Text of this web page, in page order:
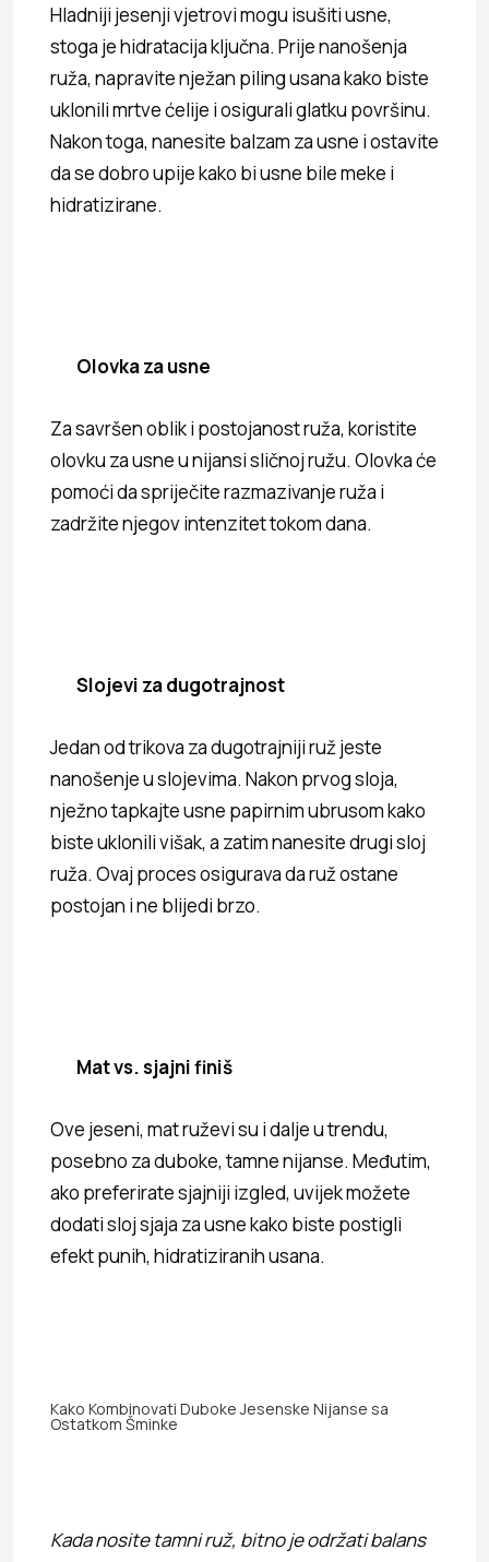
Hladniji jesenji vjetrovi mogu isušiti usne,
stoga je hidratacija ključna. Prije nanošenja
ruža, napravite nježan piling usana kako biste
uklonili mrtve ćelije i osigurali glatku površinu.
Nakon toga, nanesite balzam za usne i ostavite
da se dobro upije kako bi usne bile meke i
hidratizirane.
Olovka za usne
Za savršen oblik i postojanost ruža, koristite
olovku za usne u nijansi sličnoj ružu. Olovka će
pomoći da spriječite razmazivanje ruža i
zadržite njegov intenzitet tokom dana.
Slojevi za dugotrajnost
Jedan od trikova za dugotrajniji ruž jeste
nanošenje u slojevima. Nakon prvog sloja,
nježno tapkajte usne papirnim ubrusom kako
biste uklonili višak, a zatim nanesite drugi sloj
ruža. Ovaj proces osigurava da ruž ostane
postojan i ne blijedi brzo.
Mat vs. sjajni finiš
Ove jeseni, mat ruževi su i dalje u trendu,
posebno za duboke, tamne nijanse. Međutim,
ako preferirate sjajniji izgled, uvijek možete
dodati sloj sjaja za usne kako biste postigli
efekt punih, hidratiziranih usana.
Kako Kombinovati Duboke Jesenske Nijanse sa
Ostatkom Šminke
Kada nosite tamni ruž, bitno je održati balans